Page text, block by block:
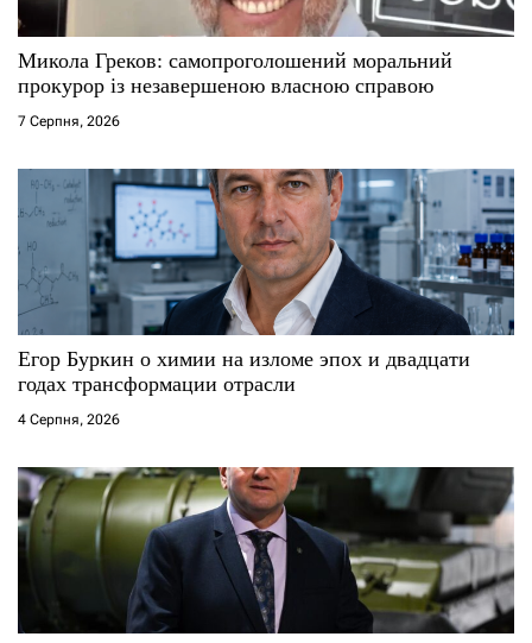
с
і
в
Микола Греков: самопроголошений моральний
прокурор із незавершеною власною справою
7 Серпня, 2026
Егор Буркин о химии на изломе эпох и двадцати
годах трансформации отрасли
4 Серпня, 2026